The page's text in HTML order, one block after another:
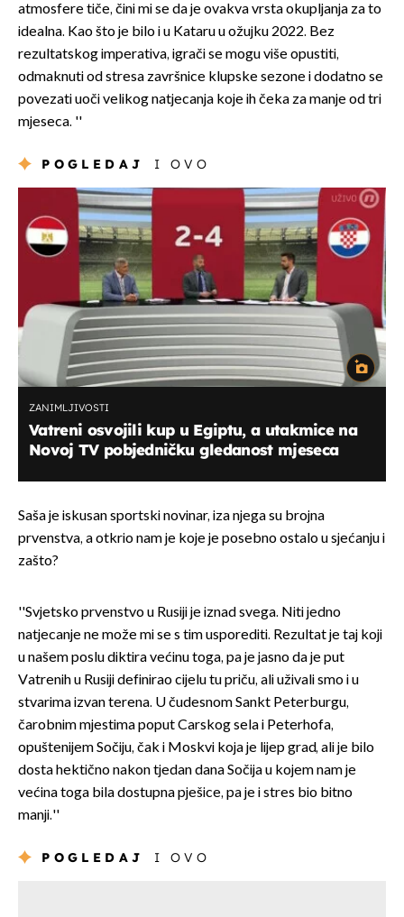
atmosfere tiče, čini mi se da je ovakva vrsta okupljanja za to
idealna. Kao što je bilo i u Kataru u ožujku 2022. Bez
rezultatskog imperativa, igrači se mogu više opustiti,
odmaknuti od stresa završnice klupske sezone i dodatno se
povezati uoči velikog natjecanja koje ih čeka za manje od tri
mjeseca. ''
POGLEDAJ I OVO
ZANIMLJIVOSTI
Vatreni osvojili kup u Egiptu, a utakmice na
Novoj TV pobjedničku gledanost mjeseca
Saša je iskusan sportski novinar, iza njega su brojna
prvenstva, a otkrio nam je koje je posebno ostalo u sjećanju i
zašto?
''Svjetsko prvenstvo u Rusiji je iznad svega. Niti jedno
natjecanje ne može mi se s tim usporediti. Rezultat je taj koji
u našem poslu diktira većinu toga, pa je jasno da je put
Vatrenih u Rusiji definirao cijelu tu priču, ali uživali smo i u
stvarima izvan terena. U čudesnom Sankt Peterburgu,
čarobnim mjestima poput Carskog sela i Peterhofa,
opuštenijem Sočiju, čak i Moskvi koja je lijep grad, ali je bilo
dosta hektično nakon tjedan dana Sočija u kojem nam je
većina toga bila dostupna pješice, pa je i stres bio bitno
manji.''
POGLEDAJ I OVO